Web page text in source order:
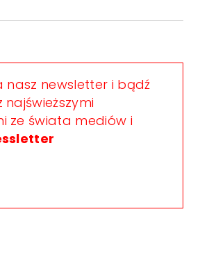
nasz newsletter i bądź
ze świata mediów i